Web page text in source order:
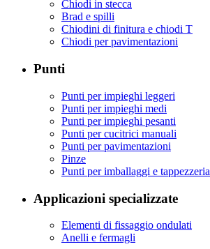
Chiodi in stecca
Brad e spilli
Chiodini di finitura e chiodi T
Chiodi per pavimentazioni
Punti
Punti per impieghi leggeri
Punti per impieghi medi
Punti per impieghi pesanti
Punti per cucitrici manuali
Punti per pavimentazioni
Pinze
Punti per imballaggi e tappezzeria
Applicazioni specializzate
Elementi di fissaggio ondulati
Anelli e fermagli